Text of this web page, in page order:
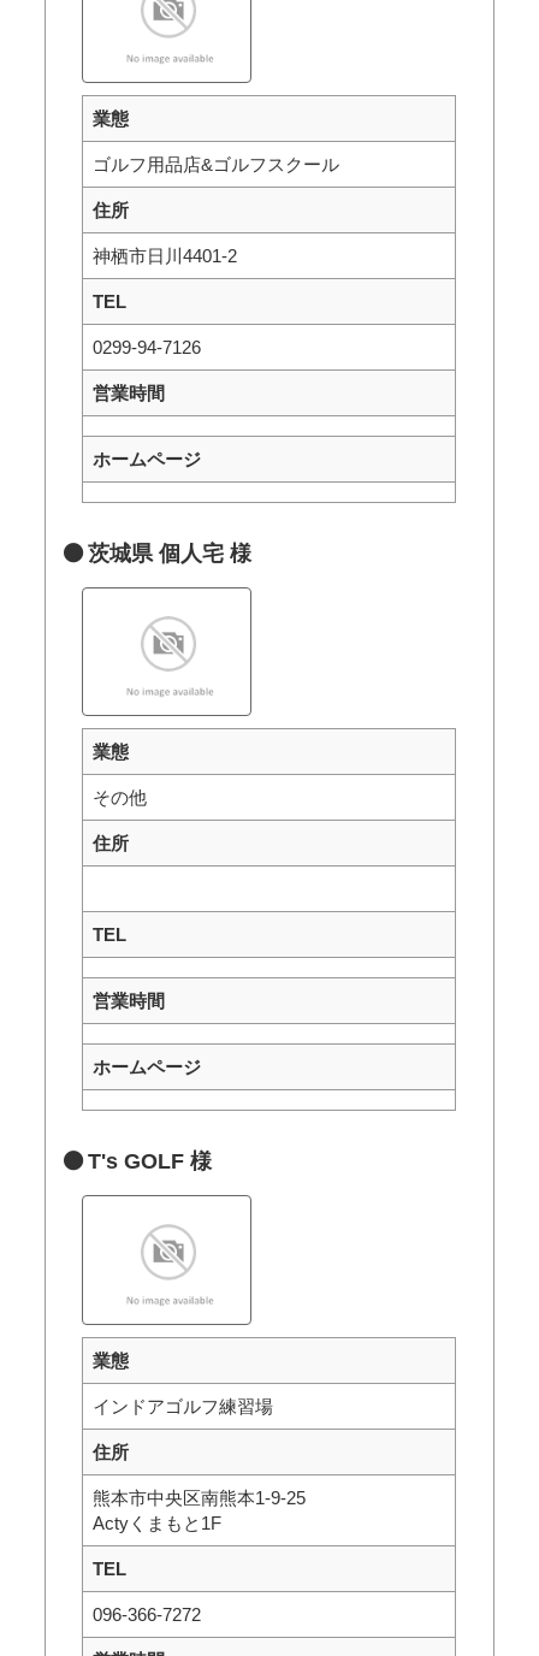
業態
ゴルフ用品店&ゴルフスクール
住所
神栖市日川4401-2
TEL
0299-94-7126
営業時間
ホームページ
茨城県 個人宅 様
業態
その他
住所
TEL
営業時間
ホームページ
T's GOLF 様
業態
インドアゴルフ練習場
住所
熊本市中央区南熊本1-9-25
Actyくまもと1F
TEL
096-366-7272